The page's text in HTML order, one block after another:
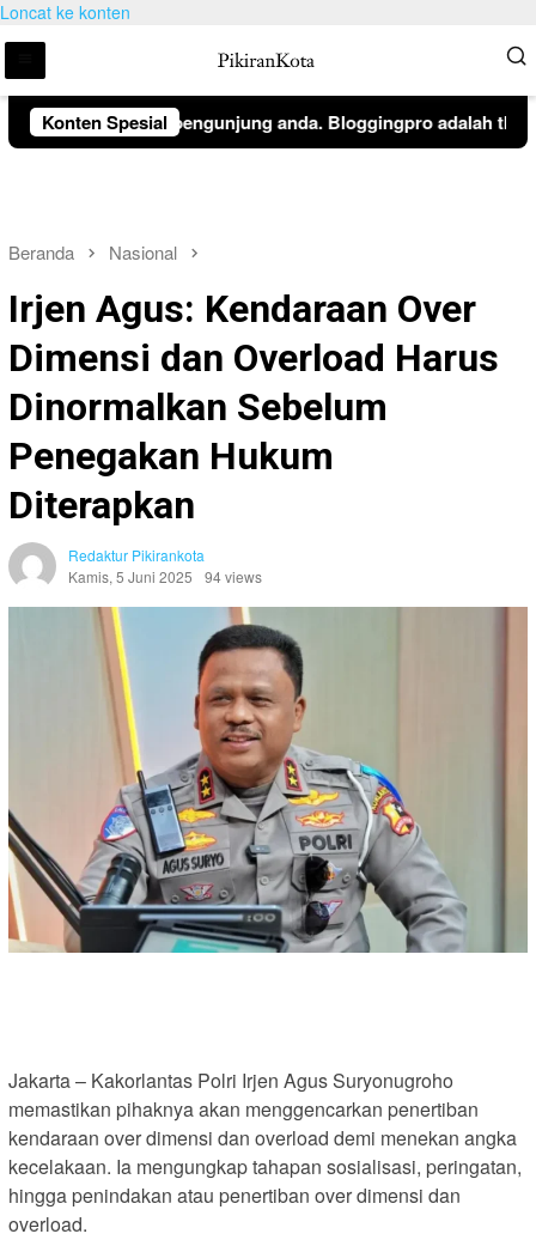
Loncat ke konten
Konten Spesial
kepada pengunjung anda. Bloggingpro adalah
Beranda Nasional
Irjen Agus: Kendaraan Over
Dimensi dan Overload Harus
Dinormalkan Sebelum
Penegakan Hukum
Diterapkan
Redaktur Pikirankota
Kamis, 5 Juni 2025
94 views
Jakarta – Kakorlantas Polri Irjen Agus Suryonugroho
memastikan pihaknya akan menggencarkan penertiban
kendaraan over dimensi dan overload demi menekan angka
kecelakaan. Ia mengungkap tahapan sosialisasi, peringatan,
hingga penindakan atau penertiban over dimensi dan
overload.